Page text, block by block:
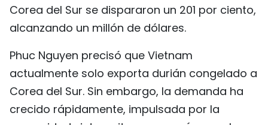
Corea del Sur se dispararon un 201 por ciento,
alcanzando un millón de dólares.
Phuc Nguyen precisó que Vietnam
actualmente solo exporta durián congelado a
Corea del Sur. Sin embargo, la demanda ha
crecido rápidamente, impulsada por la